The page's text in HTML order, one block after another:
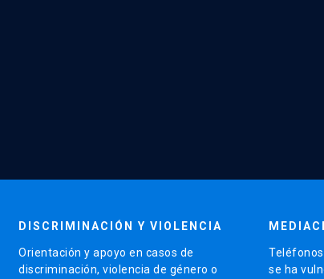
DISCRIMINACIÓN Y VIOLENCIA
Orientación y apoyo en casos de
discriminación, violencia de género o
se ha